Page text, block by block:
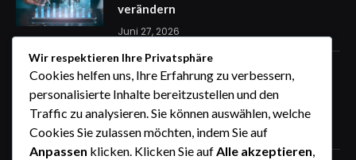
verändern
Juni 27, 2026
Zaunfelder von WIŚNIOWSKI –
professionelle Lösungen für sichere
Unternehmensgelände
Juni 25, 2026
Wir respektieren Ihre Privatsphäre
Cookies helfen uns, Ihre Erfahrung zu verbessern,
personalisierte Inhalte bereitzustellen und den
Traffic zu analysieren. Sie können auswählen, welche
Cookies Sie zulassen möchten, indem Sie auf
Anpassen klicken. Klicken Sie aufAlle akzeptieren,